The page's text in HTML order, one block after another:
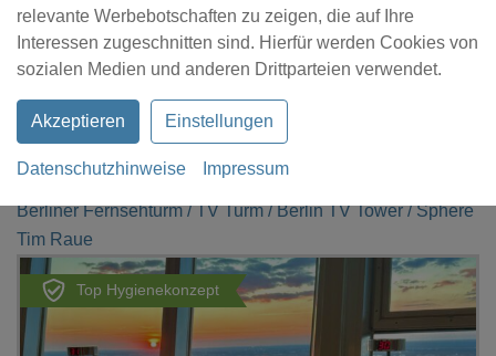
relevante Werbebotschaften zu zeigen, die auf Ihre
Interessen zugeschnitten sind. Hierfür werden Cookies von
sozialen Medien und anderen Drittparteien verwendet.
Akzeptieren Einstellungen
Datenschutzhinweise Impressum
Kontakt Location eintragen Profil
Berliner Fernsehturm / TV Turm / Berlin TV Tower / Sphere
Tim Raue
Top Hygienekonzept